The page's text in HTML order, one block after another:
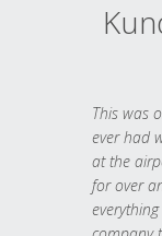
This was
ever had
at the
for over